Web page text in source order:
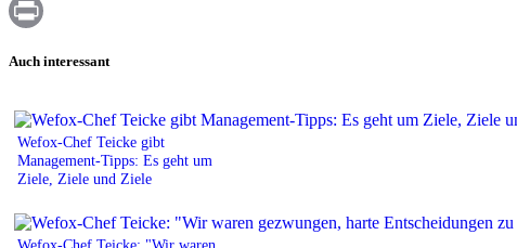
WhatsApp
Auch interessant
Wefox-Chef Teicke gibt
Management-Tipps: Es geht um
Ziele, Ziele und Ziele
Wefox-Chef Teicke: "Wir waren